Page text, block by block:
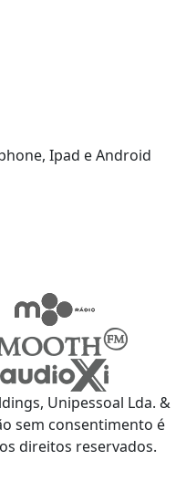
Ipad e Android
Unipessoal Lda. &
sem consentimento é
direitos reservados.